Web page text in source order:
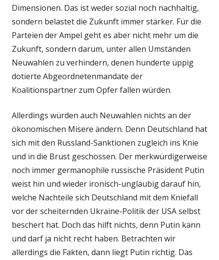
Dimensionen. Das ist weder sozial noch nachhaltig,
sondern belastet die Zukunft immer stärker. Für die
Parteien der Ampel geht es aber nicht mehr um die
Zukunft, sondern darum, unter allen Umständen
Neuwahlen zu verhindern, denen hunderte üppig
dotierte Abgeordnetenmandate der
Koalitionspartner zum Opfer fallen würden.
Allerdings würden auch Neuwahlen nichts an der
ökonomischen Misere ändern. Denn Deutschland hat
sich mit den Russland-Sanktionen zugleich ins Knie
und in die Brust geschossen. Der merkwürdigerweise
noch immer germanophile russische Präsident Putin
weist hin und wieder ironisch-ungläubig darauf hin,
welche Nachteile sich Deutschland mit dem Kniefall
vor der scheiternden Ukraine-Politik der USA selbst
beschert hat. Doch das hilft nichts, denn Putin kann
und darf ja nicht recht haben. Betrachten wir
allerdings die Fakten, dann liegt Putin richtig. Das